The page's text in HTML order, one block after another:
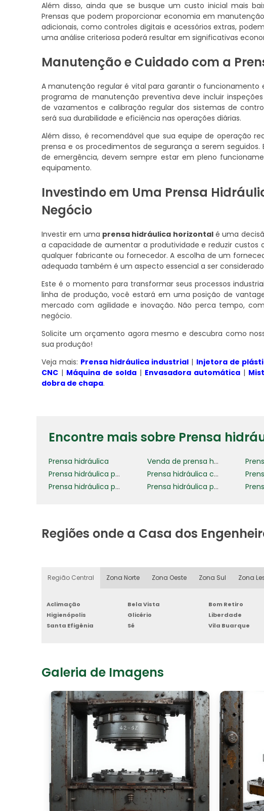
Além disso, ainda que se busque um custo inicial mais
Prensas que podem proporcionar economia em
adicionais, como controles digitais e acessórios extras,
uma análise criteriosa poderá resultar em significativas
Manutenção e Cuidado com a
A manutenção regular é vital para garantir o funcionamento
programa de manutenção preventiva deve incluir
de vazamentos e calibração regular dos sistemas de
será sua durabilidade e eficiência nas operações diárias.
Além disso, é recomendável que sua equipe de operação
prensa e os procedimentos de segurança a serem
de emergência, devem sempre estar em pleno
equipamento.
Investindo em Uma Prensa
Negócio
Investir em uma prensa hidráulica horizontalé uma
a capacidade de aumentar a produtividade e reduzir custos
qualquer fabricante ou fornecedor. A escolha de um
adequada também é um aspecto essencial a ser
Este é o momento para transformar seus processos
linha de produção, você estará em uma posição de
mercado com agilidade e inovação. Não perca tempo,
negócio.
Solicite um orçamento agora mesmo e descubra como
sua produção!
Veja mais: Prensa hidráulica industrial | Injetora de
CNC | Máquina de solda| Envasadora automática|
dobra de chapa.
Encontre mais sobre Prensa
Prensa hidráulica Venda de prensa hidráulica
Prensa hidráulica para fabricação
Prensa hidráulica compacta para indústria
Prensa hidráulica para placas automotivas
Prensa hidráulica para portas de madeira
Regiões onde a Casa dos
Região Central Zona Norte Zona Oeste Zona Sul Zona
Aclimação Bela Vista Bom Retiro
Higienópolis
Glicério Liberdade
Santa Efigênia
Sé Vila Buarque
Galeria de Imagens